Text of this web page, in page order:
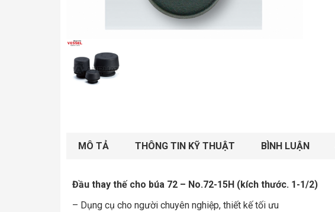
MÔ TẢ THÔNG TIN KỸ THUẬT BÌNH LUẬN
Đầu thay thế cho búa 72 – No.72-15H (kích thước. 1-1/2)
– Dụng cụ cho người chuyên nghiệp, thiết kế tối ưu